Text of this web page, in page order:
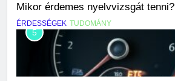
Mikor érdemes nyelvvizsgát tenni?
ÉRDESSÉGEK TUDOMÁNY
5